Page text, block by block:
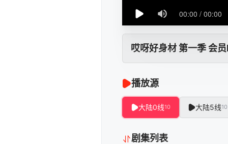
哎呀好身材 第一季 会
播放源
大陆0线10 大陆5线10
剧集列表